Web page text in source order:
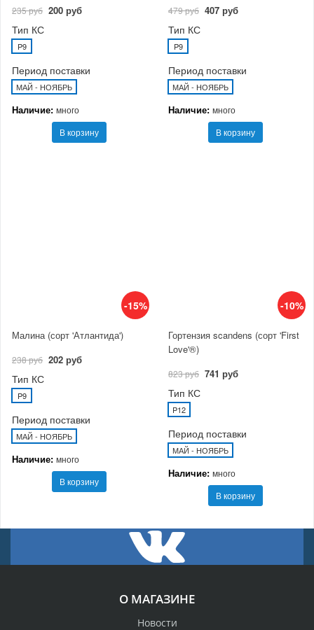
235 руб 200 руб
Тип КС
P9
Период поставки
МАЙ - НОЯБРЬ
Наличие: много
В корзину
479 руб 407 руб
Тип КС
P9
Период поставки
МАЙ - НОЯБРЬ
Наличие: много
В корзину
-15%
Малина (сорт 'Атлантида')
238 руб 202 руб
Тип КС
P9
Период поставки
МАЙ - НОЯБРЬ
Наличие: много
В корзину
-10%
Гортензия scandens (сорт 'First
Love'®)
823 руб 741 руб
Тип КС
P12
Период поставки
МАЙ - НОЯБРЬ
Наличие: много
В корзину
О МАГАЗИНЕ
Новости